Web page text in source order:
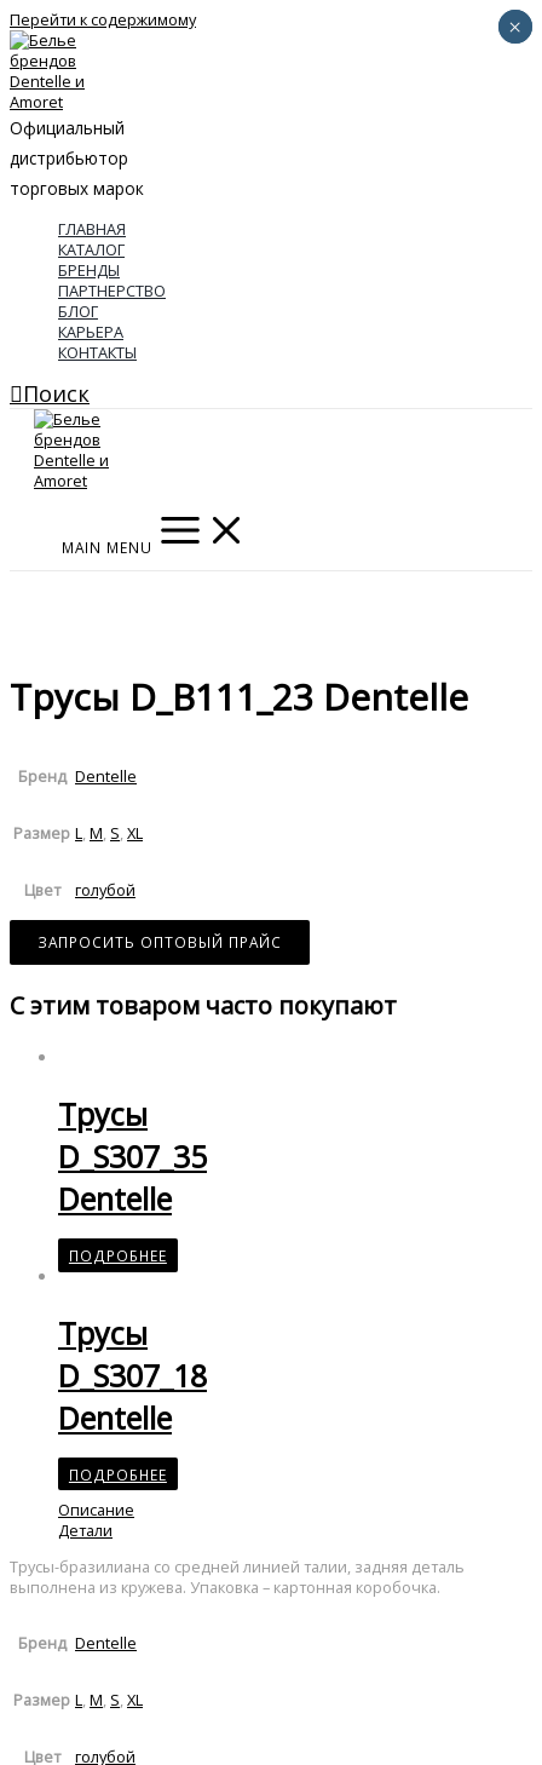
Перейти к содержимому
Официальный
дистрибьютор
торговых марок
ГЛАВНАЯ
КАТАЛОГ
БРЕНДЫ
ПАРТНЕРСТВО
БЛОГ
КАРЬЕРА
КОНТАКТЫ
Поиск
MAIN MENU
Трусы D_B111_23 Dentelle
Бренд Dentelle
Размер L,M, S,XL
Цвет голубой
ЗАПРОСИТЬ ОПТОВЫЙ ПРАЙС
С этим товаром часто покупают
Трусы
D_S307_35
Dentelle
ПОДРОБНЕЕ
Трусы
D_S307_18
Dentelle
ПОДРОБНЕЕ
Описание
Детали
Трусы-бразилиана со средней линией талии, задняя деталь
выполнена из кружева. Упаковка – картонная коробочка.
Бренд Dentelle
Размер L M S XL
Цвет голубой
×
×